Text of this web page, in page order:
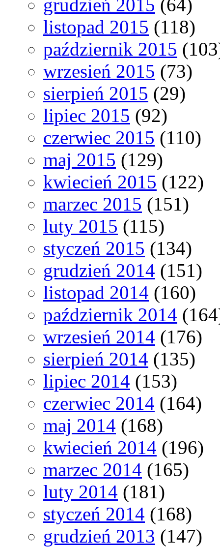
grudzień 2015 (64)
listopad 2015 (118)
październik 2015
wrzesień 2015 (73)
sierpień 2015 (29)
lipiec 2015 (92)
czerwiec 2015 (110)
maj 2015 (129)
kwiecień 2015 (122)
marzec 2015 (151)
luty 2015 (115)
styczeń 2015 (134)
grudzień 2014 (151)
listopad 2014 (160)
październik 2014
wrzesień 2014 (176)
sierpień 2014 (135)
lipiec 2014 (153)
czerwiec 2014 (164)
maj 2014 (168)
kwiecień 2014 (196)
marzec 2014 (165)
luty 2014 (181)
styczeń 2014 (168)
grudzień 2013 (147)